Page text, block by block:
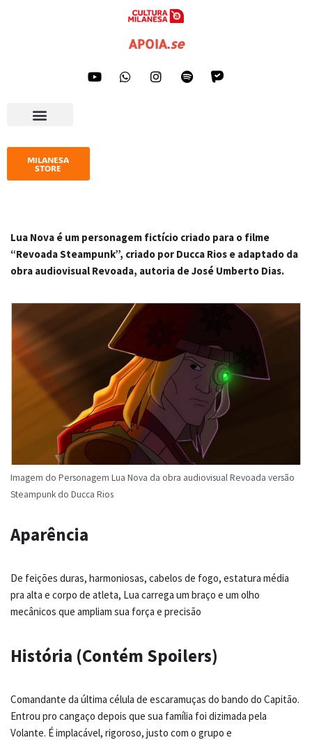
APOIA.se
MILANESA
STORE
Lua Nova é um personagem fictício criado para o filme
“Revoada Steampunk”, criado por Ducca Rios e adaptado da
obra audiovisual Revoada, autoria de José Umberto Dias.
Imagem do Personagem Lua Nova da obra audiovisual Revoada versão
Steampunk do Ducca Rios
Aparência
De feições duras, harmoniosas, cabelos de fogo, estatura média
pra alta e corpo de atleta, Lua carrega um braço e um olho
mecânicos que ampliam sua força e precisão
História (Contém Spoilers)
Comandante da última célula de escaramuças do bando do Capitão.
Entrou pro cangaço depois que sua família foi dizimada pela
Volante. É implacável, rigoroso, justo com o grupo e